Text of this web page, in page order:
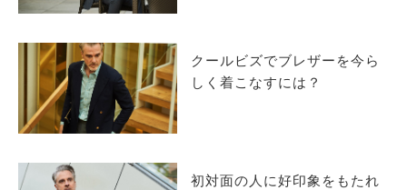
クールビズでブレザーを今ら
しく着こなすには？
初対面の人に好印象をもたれ